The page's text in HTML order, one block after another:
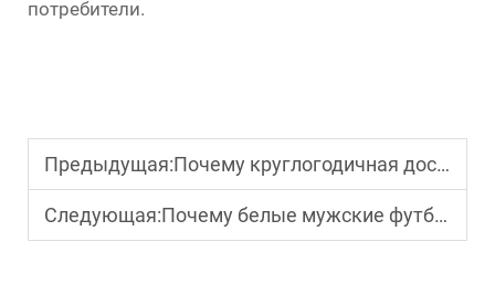
потребители.
Предыдущая:Почему круглогодичная доступность толстовок с застёжкой-молнией для мужчин критически важна для электронной коммерции
Следующая:Почему белые мужские футболки премиум-класса являются основой любого розничного ассортимента